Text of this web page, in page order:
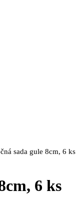
sada gule 8cm, 6 ks
6 ks